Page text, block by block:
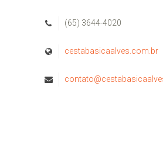
(65) 3644-4020
cestabasicaalves.com.br